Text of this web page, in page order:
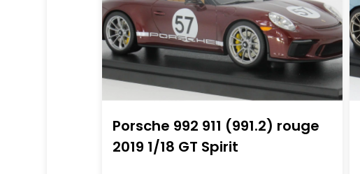
Porsche 992 911 (991.2) rouge
2019 1/18 GT Spirit